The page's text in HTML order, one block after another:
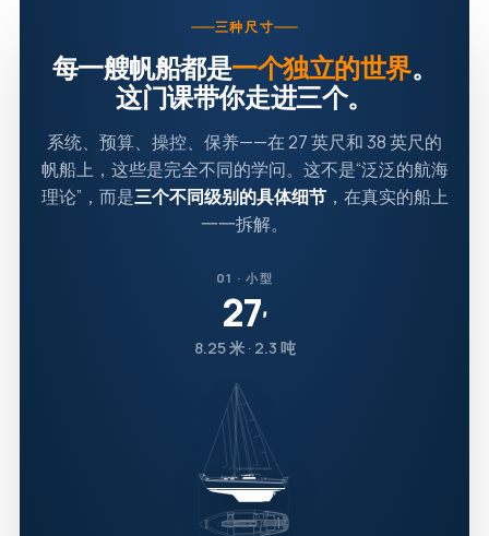
三种尺寸
每一艘帆船都是一个独立的世界。
这门课带你走进三个。
系统、预算、操控、保养——在 27 英尺和 38 英尺的
帆船上，这些是完全不同的学问。这不是“泛泛的航海
理论”，而是三个不同级别的具体细节，在真实的船上
一一拆解。
01 · 小型
27′
8.25 米 · 2.3 吨